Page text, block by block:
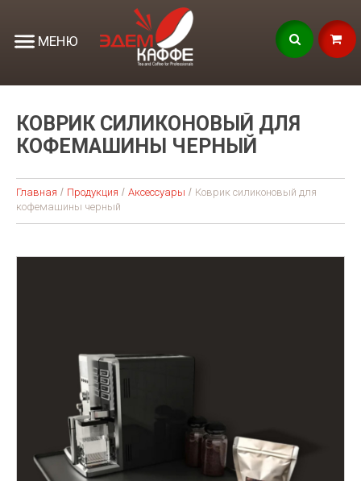
МЕНЮ
КОВРИК СИЛИКОНОВЫЙ ДЛЯ
КОФЕМАШИНЫ ЧЕРНЫЙ
Главная Продукция Аксессуары
Коврик силиконовый для
кофемашины черный